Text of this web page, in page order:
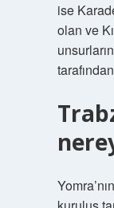
ise
olan ve